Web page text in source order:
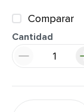
Comparar
Cantidad